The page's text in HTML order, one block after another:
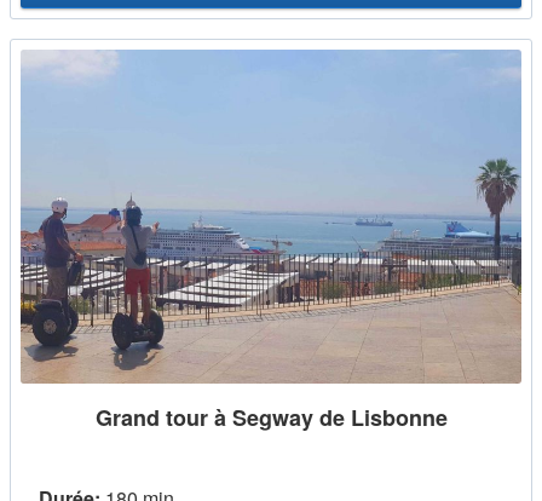
Grand tour à Segway de Lisbonne